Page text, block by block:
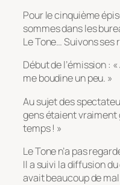
Pour le cinquième
sommes dans les
Le Tone… Suivons
Début de l’émission :
me boudine un peu. »
Au sujet des
gens étaient
temps ! »
Le Tone n’a pas
Il a suivi la diffusion
avait beaucoup de